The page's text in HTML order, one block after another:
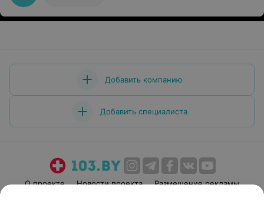
Добавить компанию
Добавить специалиста
О проекте Новости проекта
Размещение рекламы